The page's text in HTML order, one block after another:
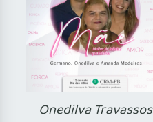
Onedilva Travassos